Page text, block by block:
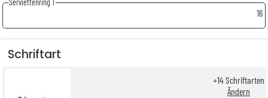
Serviettenring 1
16
Schriftart
+14Schriftarten
Ändern